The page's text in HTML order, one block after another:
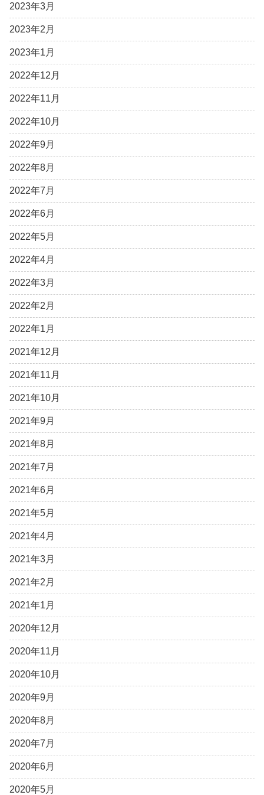
2023年3月
2023年2月
2023年1月
2022年12月
2022年11月
2022年10月
2022年9月
2022年8月
2022年7月
2022年6月
2022年5月
2022年4月
2022年3月
2022年2月
2022年1月
2021年12月
2021年11月
2021年10月
2021年9月
2021年8月
2021年7月
2021年6月
2021年5月
2021年4月
2021年3月
2021年2月
2021年1月
2020年12月
2020年11月
2020年10月
2020年9月
2020年8月
2020年7月
2020年6月
2020年5月